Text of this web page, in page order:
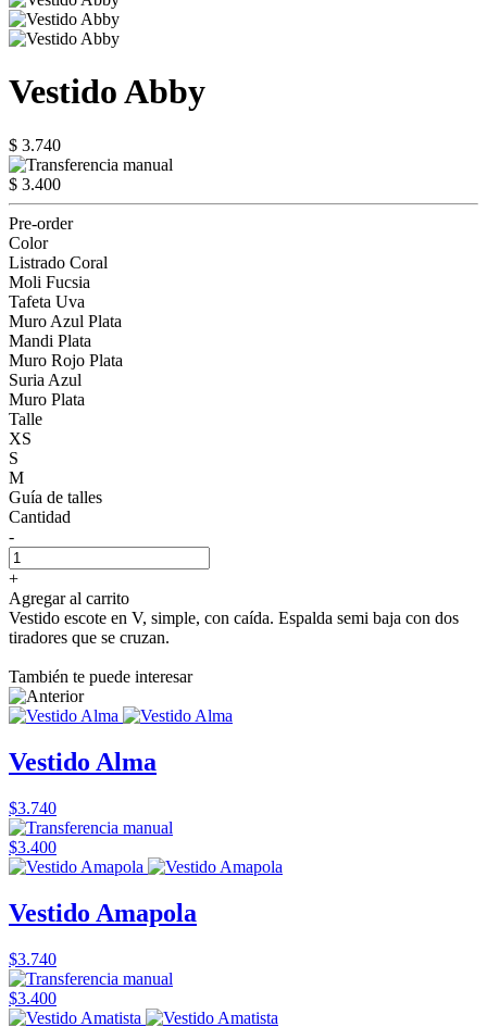
Vestido Abby
$ 3.740
$ 3.400
Pre-order
Color
Listrado Coral
Moli Fucsia
Tafeta Uva
Muro Azul Plata
Mandi Plata
Muro Rojo Plata
Suria Azul
Muro Plata
Talle
XS
S
M
Guía de talles
Cantidad
-
+
Agregar al carrito
Vestido escote en V, simple, con caída. Espalda semi baja con dos
tiradores que se cruzan.
También te puede interesar
Vestido Alma
$3.740
$3.400
Vestido Amapola
$3.740
$3.400